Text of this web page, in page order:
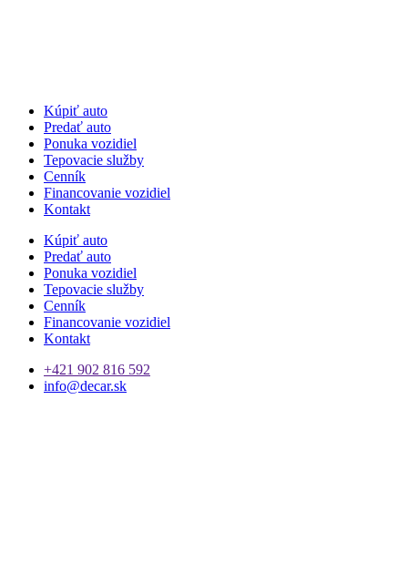
Kúpiť auto
Predať auto
Ponuka vozidiel
Tepovacie služby
Cenník
Financovanie vozidiel
Kontakt
Kúpiť auto
Predať auto
Ponuka vozidiel
Tepovacie služby
Cenník
Financovanie vozidiel
Kontakt
+421 902 816 592
info@decar.sk